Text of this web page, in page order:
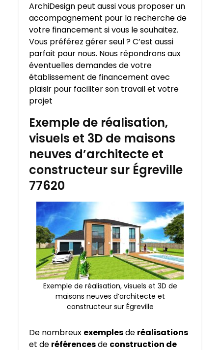
ArchiDesign peut aussi vous proposer un
accompagnement pour la recherche de
votre financement si vous le souhaitez.
Vous préférez gérer seul ? C’est aussi
parfait pour nous. Nous répondrons aux
éventuelles demandes de votre
établissement de financement avec
plaisir pour faciliter son travail et votre
projet
Exemple de réalisation,
visuels et 3D de maisons
neuves d’architecte et
constructeur sur Égreville
77620
Exemple de réalisation, visuels et 3D de
maisons neuves d’architecte et
constructeur sur Égreville
De nombreux exemplesde réalisations
et de référencesde construction de